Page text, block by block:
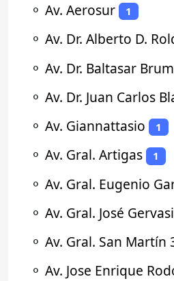
⚬ Av. Aerosur 1
⚬ Av. Dr. Alberto D.
⚬ Av. Dr. Baltasar Brum
⚬ Av. Dr. Juan Carlos
⚬ Av. Giannattasio 1
⚬ Av. Gral. Artigas 1
⚬ Av. Gral. Eugenio
⚬ Av. Gral. José
⚬ Av. Gral. San Martín
⚬ Av. Jose Enrique